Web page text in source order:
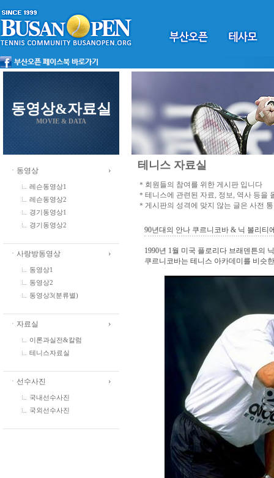
동영상&자료실
MOVIE & DATA
ㆍ동영상
레슨동영상1
레슨동영상2
경기동영상1
경기동영상2
ㆍ사랑방동영상
동영상1
동영상2
동영상3(분류별)
ㆍ자료실
이론과실전&칼럼
테니스자료실
ㆍ선수사진
국내선수사진
국외선수사진
테니스 자료실
＊회원들의 참여를 위한 게시판 입니다
＊테니스에 관련된 자료, 정보, 역사 등을
＊게시판의 성격에 맞지 않는 글은 사전
90년대의 안나 쿠르니코바 & 닉 볼리티
1990년 1월 미국 플로리다 브래덴튼의
쿠르니코바는 테니스 아카데미를 비슷